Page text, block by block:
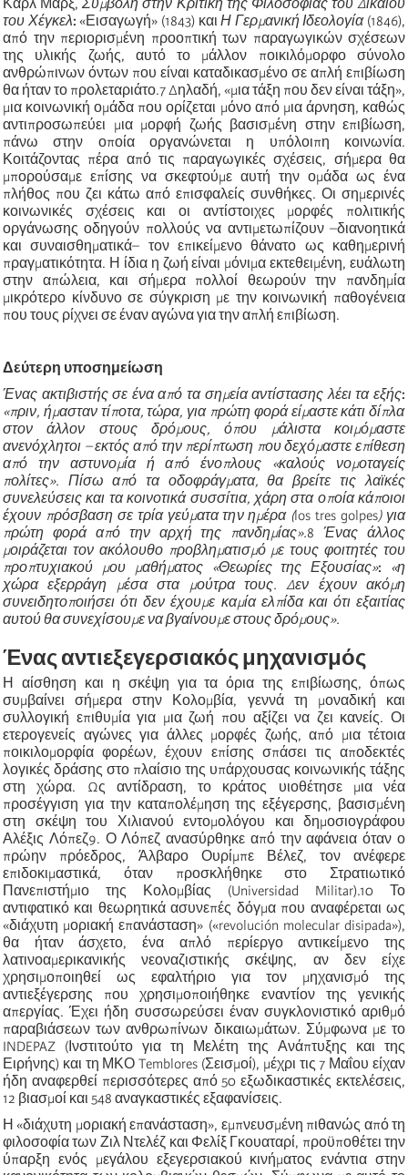
Καρλ Μαρξ,Συμβολή στην Κριτική της Φιλοσοφίας του Δικαίου
του Χέγκελ: «Εισαγωγή» (1843) καιΗ Γερμανική Ιδεολογία(1846),
από την περιορισμένη προοπτική των παραγωγικών σχέσεων
της υλικής ζωής, αυτό το μάλλον ποικιλόμορφο σύνολο
ανθρώπινων όντων που είναι καταδικασμένο σε απλή επιβίωση
θα ήταν το προλεταριάτο.7Δηλαδή, «μια τάξη που δεν είναι τάξη»,
μια κοινωνική ομάδα που ορίζεται μόνο από μια άρνηση, καθώς
αντιπροσωπεύει μια μορφή ζωής βασισμένη στην επιβίωση,
πάνω στην οποία οργανώνεται η υπόλοιπη κοινωνία.
Κοιτάζοντας πέρα από τις παραγωγικές σχέσεις, σήμερα θα
μπορούσαμε επίσης να σκεφτούμε αυτή την ομάδα ως ένα
πλήθος που ζει κάτω από επισφαλείς συνθήκες. Οι σημερινές
κοινωνικές σχέσεις και οι αντίστοιχες μορφές πολιτικής
οργάνωσης οδηγούν πολλούς να αντιμετωπίζουν –διανοητικά
και συναισθηματικά– τον επικείμενο θάνατο ως καθημερινή
πραγματικότητα. Η ίδια η ζωή είναι μόνιμα εκτεθειμένη, ευάλωτη
στην απώλεια, και σήμερα πολλοί θεωρούν την πανδημία
μικρότερο κίνδυνο σε σύγκριση με την κοινωνική παθογένεια
που τους ρίχνει σε έναν αγώνα για την απλή επιβίωση.
Δεύτερη υποσημείωση
Ένας ακτιβιστής σε ένα από τα σημεία αντίστασης λέει τα εξής:
«πριν, ήμασταν τίποτα, τώρα, για πρώτη φορά είμαστε κάτι δίπλα
στον άλλον στους δρόμους, όπου μάλιστα κοιμόμαστε
ανενόχλητοι – εκτός από την περίπτωση που δεχόμαστε επίθεση
από την αστυνομία ή από ένοπλους «καλούς νομοταγείς
πολίτες». Πίσω από τα οδοφράγματα, θα βρείτε τις λαϊκές
συνελεύσεις και τα κοινοτικά συσσίτια, χάρη στα οποία κάποιοι
έχουν πρόσβαση σε τρία γεύματα την ημέρα (los tres golpes) για
πρώτη φορά από την αρχή της πανδημίας».8 Ένας άλλος
μοιράζεται τον ακόλουθο προβληματισμό με τους φοιτητές του
προπτυχιακού μου μαθήματος «Θεωρίες της Εξουσίας»: «η
χώρα εξερράγη μέσα στα μούτρα τους. Δεν έχουν ακόμη
συνειδητοποιήσει ότι δεν έχουμε καμία ελπίδα και ότι εξαιτίας
αυτού θα συνεχίσουμε να βγαίνουμε στους δρόμους».
Ένας αντιεξεγερσιακός μηχανισμός
Η αίσθηση και η σκέψη για τα όρια της επιβίωσης, όπως
συμβαίνει σήμερα στην Κολομβία, γεννά τη μοναδική και
συλλογική επιθυμία για μια ζωή που αξίζει να ζει κανείς. Οι
ετερογενείς αγώνες για άλλες μορφές ζωής, από μια τέτοια
ποικιλομορφία φορέων, έχουν επίσης σπάσει τις αποδεκτές
λογικές δράσης στο πλαίσιο της υπάρχουσας κοινωνικής τάξης
στη χώρα. Ως αντίδραση, το κράτος υιοθέτησε μια νέα
προσέγγιση για την καταπολέμηση της εξέγερσης, βασισμένη
στη σκέψη του Χιλιανού εντομολόγου και δημοσιογράφου
Αλέξις Λόπεζ9. Ο Λόπεζ ανασύρθηκε από την αφάνεια όταν ο
πρώην πρόεδρος, Άλβαρο Ουρίμπε Βέλεζ, τον ανέφερε
επιδοκιμαστικά, όταν προσκλήθηκε στο Στρατιωτικό
Πανεπιστήμιο της Κολομβίας (Universidad Militar).10 Το
αντιφατικό και θεωρητικά ασυνεπές δόγμα που αναφέρεται ως
«διάχυτη μοριακή επανάσταση» («revolución molecular disipada»),
θα ήταν άσχετο, ένα απλό περίεργο αντικείμενο της
λατινοαμερικανικής νεοναζιστικής σκέψης, αν δεν είχε
χρησιμοποιηθεί ως εφαλτήριο για τον μηχανισμό της
αντιεξέγερσης που χρησιμοποιήθηκε εναντίον της γενικής
απεργίας. Έχει ήδη συσσωρεύσει έναν συγκλονιστικό αριθμό
παραβιάσεων των ανθρωπίνων δικαιωμάτων. Σύμφωνα με το
INDEPAZ (Ινστιτούτο για τη Μελέτη της Ανάπτυξης και της
Ειρήνης) και τη ΜΚΟ Temblores (Σεισμοί), μέχρι τις 7 Μαΐου είχαν
ήδη αναφερθεί περισσότερες από 50 εξωδικαστικές εκτελέσεις,
12 βιασμοί και 548 αναγκαστικές εξαφανίσεις.
Η «διάχυτη μοριακή επανάσταση», εμπνευσμένη πιθανώς από τη
φιλοσοφία των Ζιλ Ντελέζ και Φελίξ Γκουαταρί, προϋποθέτει την
ύπαρξη ενός μεγάλου εξεγερσιακού κινήματος ενάντια στην